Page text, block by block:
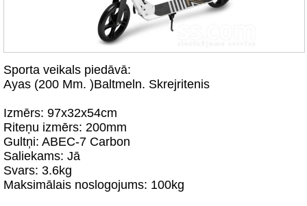
Sporta veikals piedāvā:
Ayas (200 Mm. )Baltmeln. Skrejritenis
Izmērs: 97x32x54cm
Riteņu izmērs: 200mm
Gultņi: ABEC-7 Carbon
Saliekams: Jā
Svars: 3.6kg
Maksimālais noslogojums: 100kg